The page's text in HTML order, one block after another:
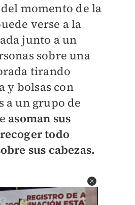
momento de la
verse a la
junto a un
sobre una
tirando
y bolsas con
a un grupo de
asoman sus
todo
sus cabezas.